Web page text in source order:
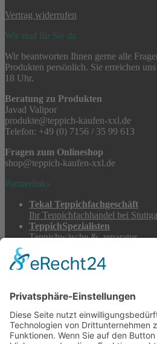
Vertrag widerrufen
Wir sind für Sie da
Wir beantworten Ihnen gerne alle
Produkten persönlich. Sie erreichen
18 Uhr.
Beratung zu Produkten
Javad Valipor
produkte@teppich-kaufen-xxl.de
Telefon: +49 (0) 7156 / 35 99 613
Fragen zum Onlineshop
shop@teppich-kaufen-xxl.de
Partnerlinks
Tekal Teppichfachgeschäft
Ihr Teppichfachhandel bei
TeppichSpezialisten
Teppichwäsche & -reparatur
Mühlenprodukte, Säfte,
Feuerwerk XXL
© 2017-2026 ·Tekal – Textile
Charakter – Exklusive moderne
Orientteppiche